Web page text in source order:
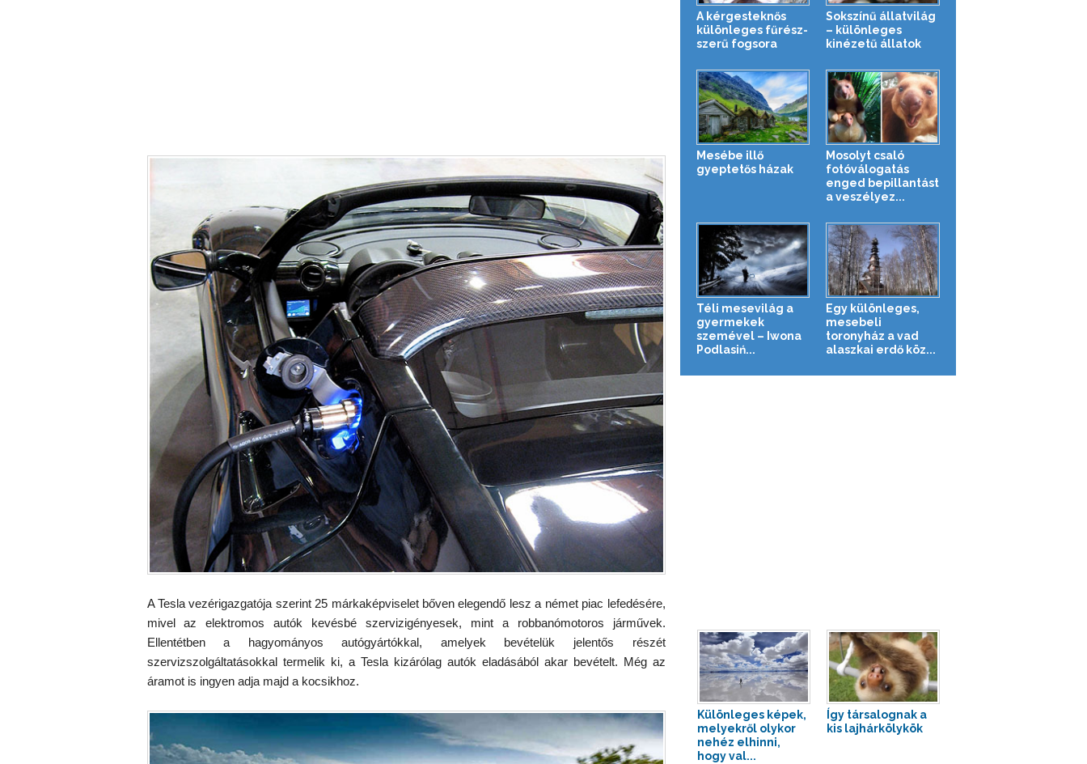
A Tesla vezérigazgatója szerint 25 márkaképviselet bőven elegendő lesz a német piac lefedésére,
mivel az elektromos autók kevésbé szervizigényesek, mint a robbanómotoros járművek.
Ellentétben a hagyományos autógyártókkal, amelyek bevételük jelentős részét
szervizszolgáltatásokkal termelik ki, a Tesla kizárólag autók eladásából akar bevételt. Még az
áramot is ingyen adja majd a kocsikhoz.
A kérgesteknős
különleges fűrész-
szerű fogsora
Sokszínű állatvilág
– különleges
kinézetű állatok
Mesébe illő
gyeptetős házak
Mosolyt csaló
fotóválogatás
enged bepillantást
a veszélyez...
Téli mesevilág a
gyermekek
szemével – Iwona
Podlasiń...
Egy különleges,
mesebeli
toronyház a vad
alaszkai erdő köz...
Különleges képek,
melyekről olykor
nehéz elhinni,
hogy val...
Így társalognak a
kis lajhárkölykök